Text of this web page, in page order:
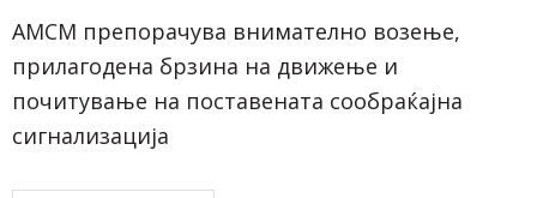
АМСМ препорачува внимателно возење,
прилагодена брзина на движење и
почитување на поставената сообраќајна
сигнализација